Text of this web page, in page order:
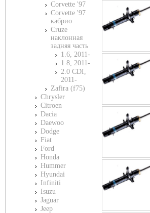
Corvette '97
Corvette '97
кабрио
Cruze
наклонная
задняя часть
1.6, 2011-
1.8, 2011-
2.0 CDI,
2011-
Zafira (f75)
Chrysler
Citroen
Dacia
Daewoo
Dodge
Fiat
Ford
Honda
Hummer
Hyundai
Infiniti
Isuzu
Jaguar
Jeep